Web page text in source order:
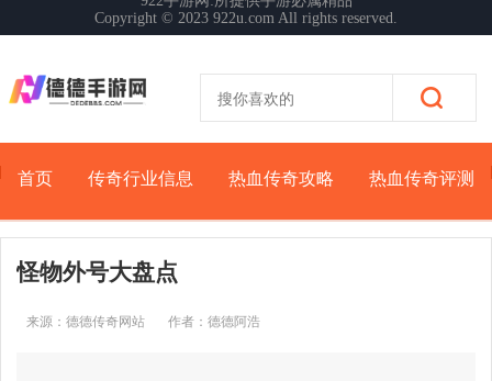
首页 传奇行业信息 热血传奇攻略 热血传奇评测
怪物外号大盘点
来源：德德传奇网站 作者：德德阿浩